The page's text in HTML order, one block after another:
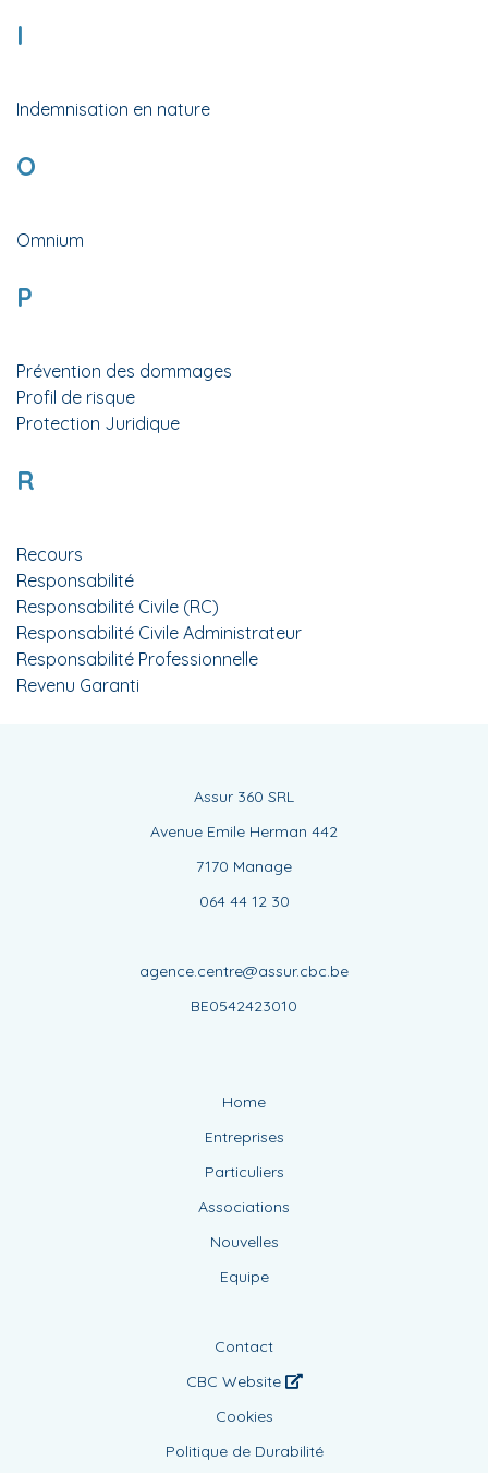
I
Indemnisation en nature
O
Omnium
P
Prévention des dommages
Profil de risque
Protection Juridique
R
Recours
Responsabilité
Responsabilité Civile (RC)
Responsabilité Civile Administrateur
Responsabilité Professionnelle
Revenu Garanti
Assur 360 SRL
Avenue Emile Herman 442
7170 Manage
064 44 12 30
agence.centre@assur.cbc.be
BE0542423010
Home
Entreprises
Particuliers
Associations
Nouvelles
Equipe
Contact
CBC Website
Cookies
Politique de Durabilité